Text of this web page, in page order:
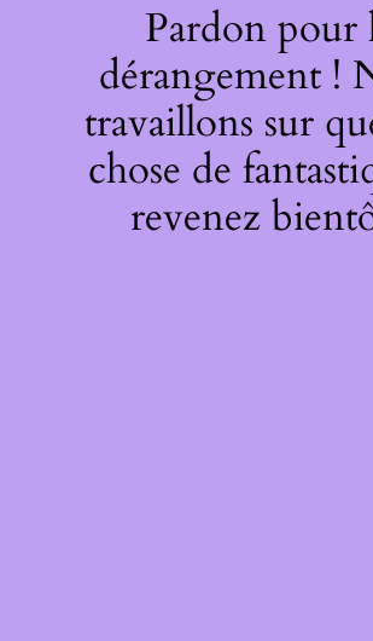
Pardon pour
dérangement !
travaillons sur
chose de
revenez